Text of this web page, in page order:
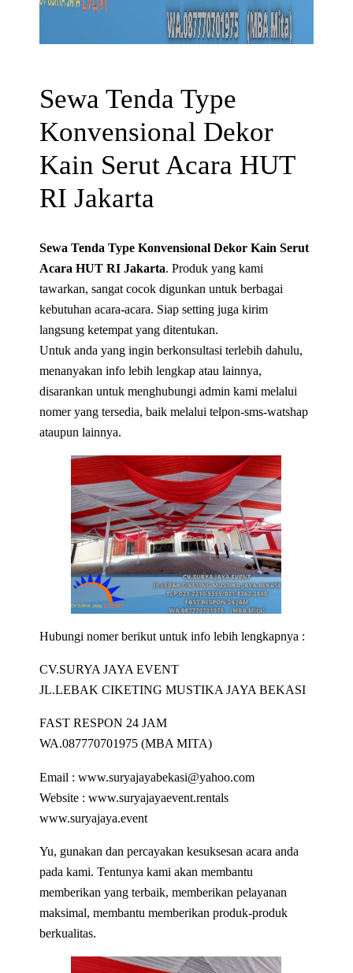
Sewa Tenda Type
Konvensional Dekor
Kain Serut Acara HUT
RI Jakarta
Sewa Tenda Type Konvensional Dekor Kain Serut
Acara HUT RI Jakarta. Produk yang kami
tawarkan, sangat cocok digunkan untuk berbagai
kebutuhan acara-acara. Siap setting juga kirim
langsung ketempat yang ditentukan.
Untuk anda yang ingin berkonsultasi terlebih dahulu,
menanyakan info lebih lengkap atau lainnya,
disarankan untuk menghubungi admin kami melalui
nomer yang tersedia, baik melalui telpon-sms-watshap
ataupun lainnya.
Hubungi nomer berikut untuk info lebih lengkapnya :
CV.SURYA JAYA EVENT
JL.LEBAK CIKETING MUSTIKA JAYA BEKASI
FAST RESPON 24 JAM
WA.087770701975 (MBA MITA)
Email : www.suryajayabekasi@yahoo.com
Website : www.suryajayaevent.rentals
www.suryajaya.event
Yu, gunakan dan percayakan kesuksesan acara anda
pada kami. Tentunya kami akan membantu
memberikan yang terbaik, memberikan pelayanan
maksimal, membantu memberikan produk-produk
berkualitas.